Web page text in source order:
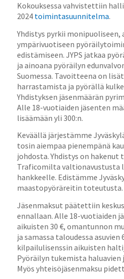
Kokouksessa vahvistettiin
2024 toimintasuunnitelma.
Yhdistys pyrkii monipuoliseen,
ympärivuotiseen
edistämiseen. JYPS jatkaa
ja ainoana pyöräilyn
Suomessa. Tavoitteena on
harrastamista ja pyörällä
Yhdistyksen jäsenmäärän
Alle 18-vuotiaiden jäsenten
lisäämään yli 300:n.
Keväällä järjestämme
tosin aiempaa pienempänä
johdosta. Yhdistys on hakenut
Traficomilta valtionavustusta
hankkeelle. Edistämme
maastopyöräreitin toteutusta.
Jäsenmaksut päätettiin
ennallaan. Alle 18-vuotiaiden
aikuisten 30 €, omantunnon
ja samassa taloudessa asuvien
kilpailulisenssin aikuisten
Pyöräilyn tukemista haluavien
Myös yhteisöjäsenmaksu